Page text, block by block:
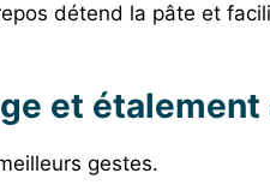
détend la pâte et
et étalement
gestes.